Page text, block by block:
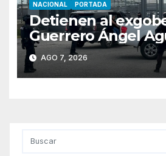
NACIONAL PORTADA
Detienen al
Guerrero Ángel
obstrucción en el
Ayotzinapa
AGO 7, 2026